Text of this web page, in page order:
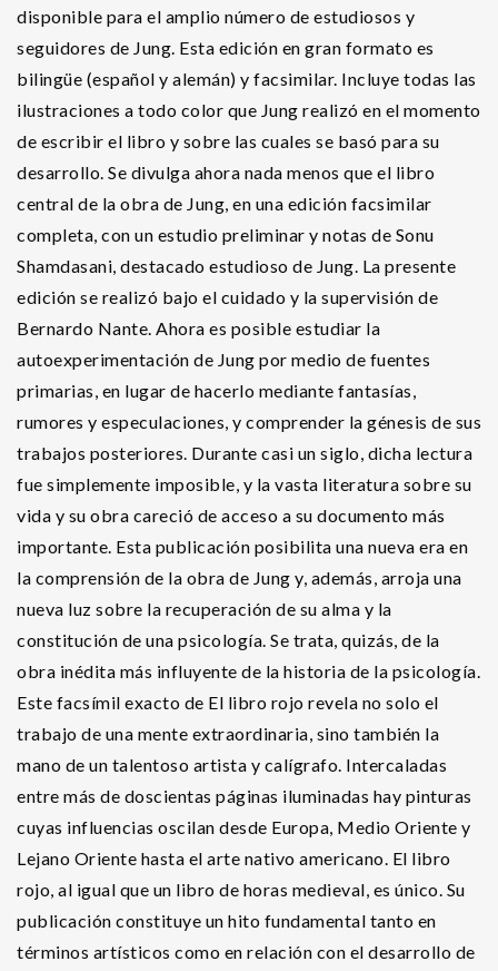
disponible para el amplio número de estudiosos y
seguidores de Jung. Esta edición en gran formato es
bilingüe (español y alemán) y facsimilar. Incluye todas las
ilustraciones a todo color que Jung realizó en el momento
de escribir el libro y sobre las cuales se basó para su
desarrollo. Se divulga ahora nada menos que el libro
central de la obra de Jung, en una edición facsimilar
completa, con un estudio preliminar y notas de Sonu
Shamdasani, destacado estudioso de Jung. La presente
edición se realizó bajo el cuidado y la supervisión de
Bernardo Nante. Ahora es posible estudiar la
autoexperimentación de Jung por medio de fuentes
primarias, en lugar de hacerlo mediante fantasías,
rumores y especulaciones, y comprender la génesis de sus
trabajos posteriores. Durante casi un siglo, dicha lectura
fue simplemente imposible, y la vasta literatura sobre su
vida y su obra careció de acceso a su documento más
importante. Esta publicación posibilita una nueva era en
la comprensión de la obra de Jung y, además, arroja una
nueva luz sobre la recuperación de su alma y la
constitución de una psicología. Se trata, quizás, de la
obra inédita más influyente de la historia de la psicología.
Este facsímil exacto de El libro rojo revela no solo el
trabajo de una mente extraordinaria, sino también la
mano de un talentoso artista y calígrafo. Intercaladas
entre más de doscientas páginas iluminadas hay pinturas
cuyas influencias oscilan desde Europa, Medio Oriente y
Lejano Oriente hasta el arte nativo americano. El libro
rojo, al igual que un libro de horas medieval, es único. Su
publicación constituye un hito fundamental tanto en
términos artísticos como en relación con el desarrollo de